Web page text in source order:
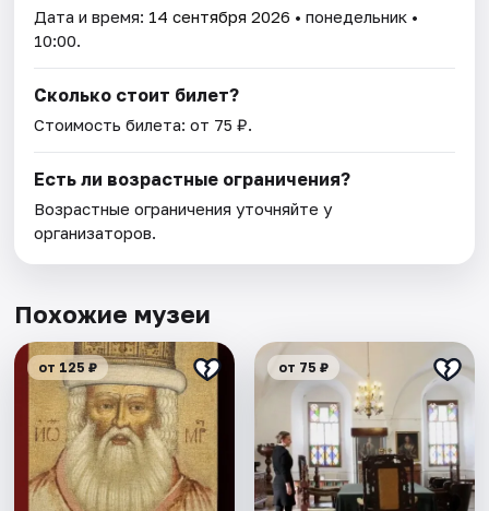
Дата и время: 14 сентября 2026 • понедельник •
10:00.
Сколько стоит билет?
Стоимость билета: от 75 ₽.
Есть ли возрастные ограничения?
Возрастные ограничения уточняйте у
организаторов.
Похожие музеи
от 125 ₽ от 75 ₽